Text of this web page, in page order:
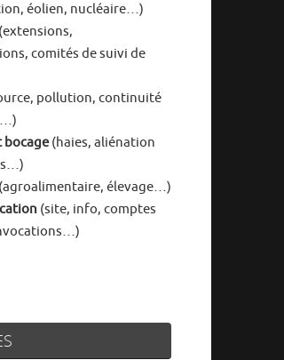
éolien, nucléaire…)
(extensions,
comités de suivi de
pollution, continuité
bocage(haies, aliénation
élevage…)
(site, info, comptes